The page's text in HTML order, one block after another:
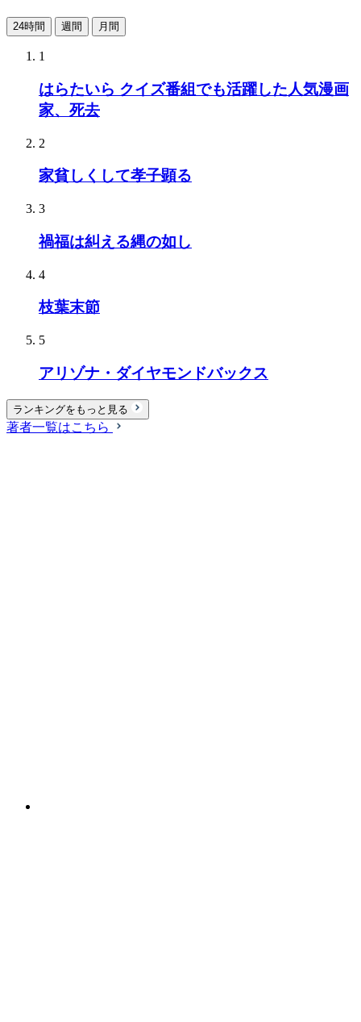
24時間 週間 月間
1
はらたいら クイズ番組でも活躍した人気漫画
家、死去
2
家貧しくして孝子顕る
3
禍福は糾える縄の如し
4
枝葉末節
5
アリゾナ・ダイヤモンドバックス
ランキングをもっと見る
著者一覧はこちら